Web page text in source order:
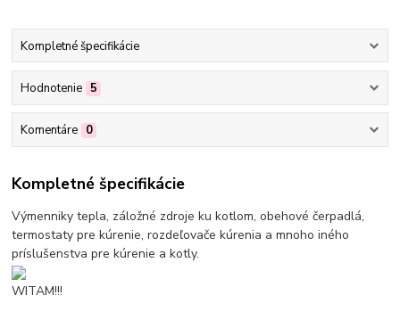
Kompletné špecifikácie
Hodnotenie 5
Komentáre 0
Kompletné špecifikácie
Výmenniky tepla, záložné zdroje ku kotlom, obehové čerpadlá,
termostaty pre kúrenie, rozdeľovače kúrenia a mnoho iného
príslušenstva pre kúrenie a kotly.
WITAM!!!